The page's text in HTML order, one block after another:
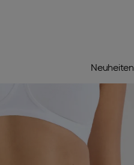
Neuheiten